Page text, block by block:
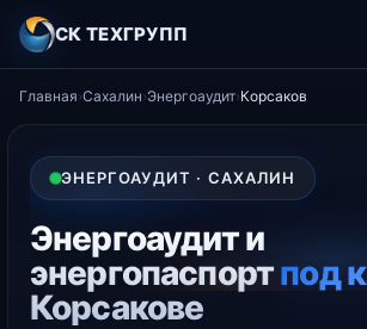
СК ТЕХГРУПП
Главная›Сахалин›Энергоаудит›Корсаков
ЭНЕРГОАУДИТ · САХАЛИН
Энергоаудит и
энергопаспортпод
Корсакове